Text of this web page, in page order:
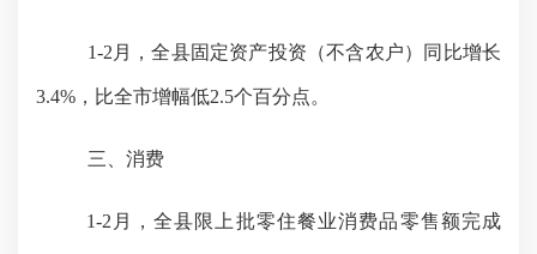
1-2 月，全县固定资产投资（不含农户）同比增长
3.4%，比全市增幅低2.5个百分点。
三、消费
1-2 月，全县限上批零住餐业消费品零售额完成